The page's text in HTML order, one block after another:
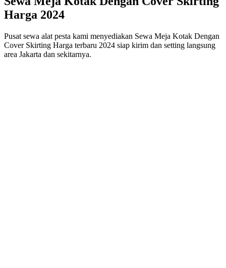
Harga 2024
Pusat sewa alat pesta kami menyediakan Sewa Meja Kotak Dengan
Cover Skirting Harga terbaru 2024 siap kirim dan setting langsung
area Jakarta dan sekitarnya.